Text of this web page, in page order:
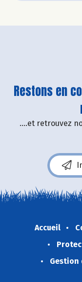
Restons en
....et retrouvez
Accueil
Gestion